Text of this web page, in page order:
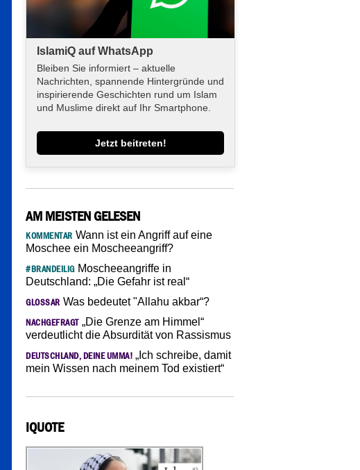
IslamiQ auf WhatsApp
Bleiben Sie informiert – aktuelle
Nachrichten, spannende Hintergründe und
inspirierende Geschichten rund um Islam
und Muslime direkt auf Ihr Smartphone.
Jetzt beitreten!
AM MEISTEN GELESEN
KOMMENTAR Wann ist ein Angriff auf eine
Moschee ein Moscheeangriff?
#BRANDEILIGMoscheeangriffe in
Deutschland: „Die Gefahr ist real“
GLOSSAR Was bedeutet "Allahu akbar“?
NACHGEFRAGT„Die Grenze am Himmel“
verdeutlicht die Absurdität von Rassismus
DEUTSCHLAND, DEINE UMMA! „Ich schreibe, damit
mein Wissen nach meinem Tod existiert“
IQUOTE